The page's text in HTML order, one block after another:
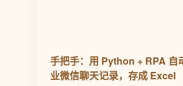
手把手：用 Python + RPA 自
业微信聊天记录，存成 Excel